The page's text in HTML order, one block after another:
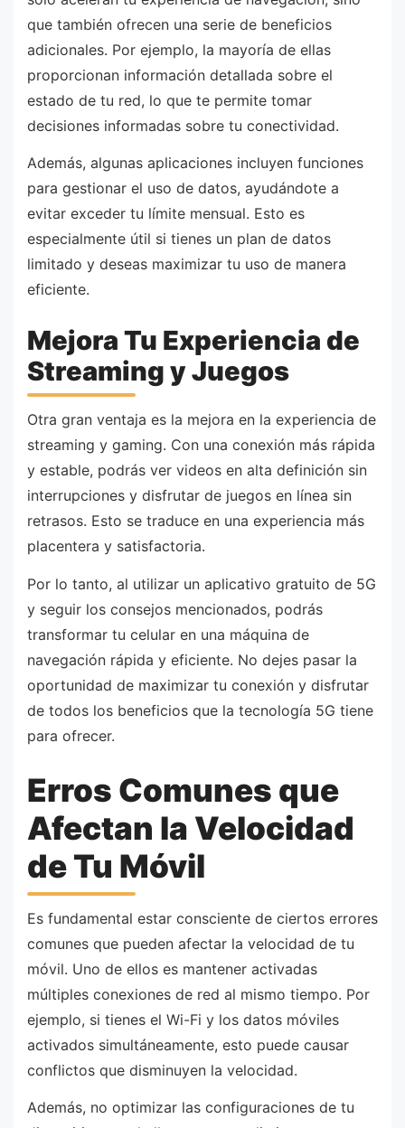
que también ofrecen una serie de beneficios
adicionales. Por ejemplo, la mayoría de ellas
proporcionan información detallada sobre el
estado de tu red, lo que te permite tomar
decisiones informadas sobre tu conectividad.
Además, algunas aplicaciones incluyen funciones
para gestionar el uso de datos, ayudándote a
evitar exceder tu límite mensual. Esto es
especialmente útil si tienes un plan de datos
limitado y deseas maximizar tu uso de manera
eficiente.
Mejora Tu Experiencia de
Streaming y Juegos
Otra gran ventaja es la mejora en la experiencia de
streaming y gaming. Con una conexión más rápida
y estable, podrás ver videos en alta definición sin
interrupciones y disfrutar de juegos en línea sin
retrasos. Esto se traduce en una experiencia más
placentera y satisfactoria.
Por lo tanto, al utilizar un aplicativo gratuito de 5G
y seguir los consejos mencionados, podrás
transformar tu celular en una máquina de
navegación rápida y eficiente. No dejes pasar la
oportunidad de maximizar tu conexión y disfrutar
de todos los beneficios que la tecnología 5G tiene
para ofrecer.
Erros Comunes que
Afectan la Velocidad
de Tu Móvil
Es fundamental estar consciente de ciertos errores
comunes que pueden afectar la velocidad de tu
móvil. Uno de ellos es mantener activadas
múltiples conexiones de red al mismo tiempo. Por
ejemplo, si tienes el Wi-Fi y los datos móviles
activados simultáneamente, esto puede causar
conflictos que disminuyen la velocidad.
Además, no optimizar las configuraciones de tu